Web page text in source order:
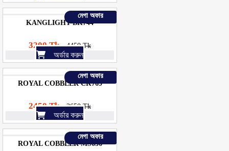
মেগা অফার
KANGLIGHT BK744
3200 Tk 4450 Tk
অর্ডার করুন
মেগা অফার
ROYAL COBBLER CK769
2450 Tk 3650 Tk
অর্ডার করুন
মেগা অফার
ROYAL COBBLER MS636